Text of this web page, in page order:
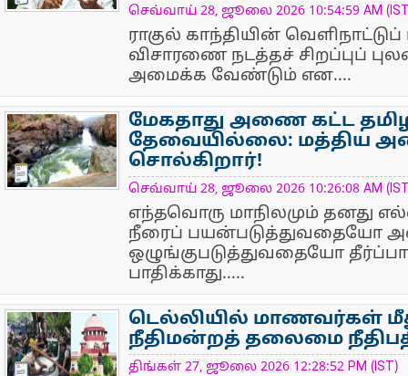
செவ்வாய் 28, ஜூலை 2026 10:54:59 AM
ராகுல் காந்தியின்
விசாரணை நடத்தச் சிறப்புப்
அமைக்க வேண்டும் என....
NewsIcon
மேகதாது அணை கட்ட
தேவையில்லை: மத்திய
சொல்கிறார்!
செவ்வாய் 28, ஜூலை 2026 10:26:08 AM
எந்தவொரு மாநிலமும் தனது
நீரைப் பயன்படுத்துவதையோ
ஒழுங்குபடுத்துவதையோ
பாதிக்காது.....
NewsIcon
டெல்லியில் மாணவர்கள்
நீதிமன்றத் தலைமை
திங்கள் 27, ஜூலை 2026 12:28:52 PM (IST)